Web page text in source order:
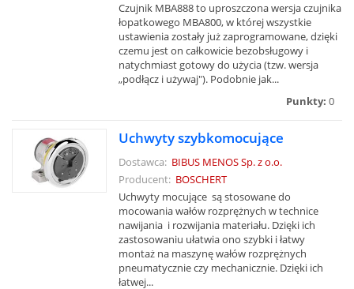
Czujnik MBA888 to uproszczona wersja czujnika
łopatkowego MBA800, w której wszystkie
ustawienia zostały już zaprogramowane, dzięki
czemu jest on całkowicie bezobsługowy i
natychmiast gotowy do użycia (tzw. wersja
„podłącz i używaj"). Podobnie jak...
Punkty: 0
Uchwyty szybkomocujące
Dostawca: BIBUS MENOS Sp. z o.o.
Producent: BOSCHERT
Uchwyty mocujące są stosowane do
mocowania wałów rozprężnych w technice
nawijania i rozwijania materiału. Dzięki ich
zastosowaniu ułatwia ono szybki i łatwy
montaż na maszynę wałów rozprężnych
pneumatycznie czy mechanicznie. Dzięki ich
łatwej...